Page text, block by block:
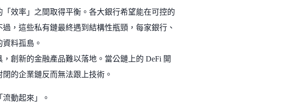
效率」之間取得平衡。各大銀行希望能在可控的
，這些私有鏈最終遇到結構性瓶頸，每家銀行、
料孤島。
創新的金融產品難以落地。當公鏈上的 DeFi 開
的企業鏈反而無法跟上技術。
動起來」。